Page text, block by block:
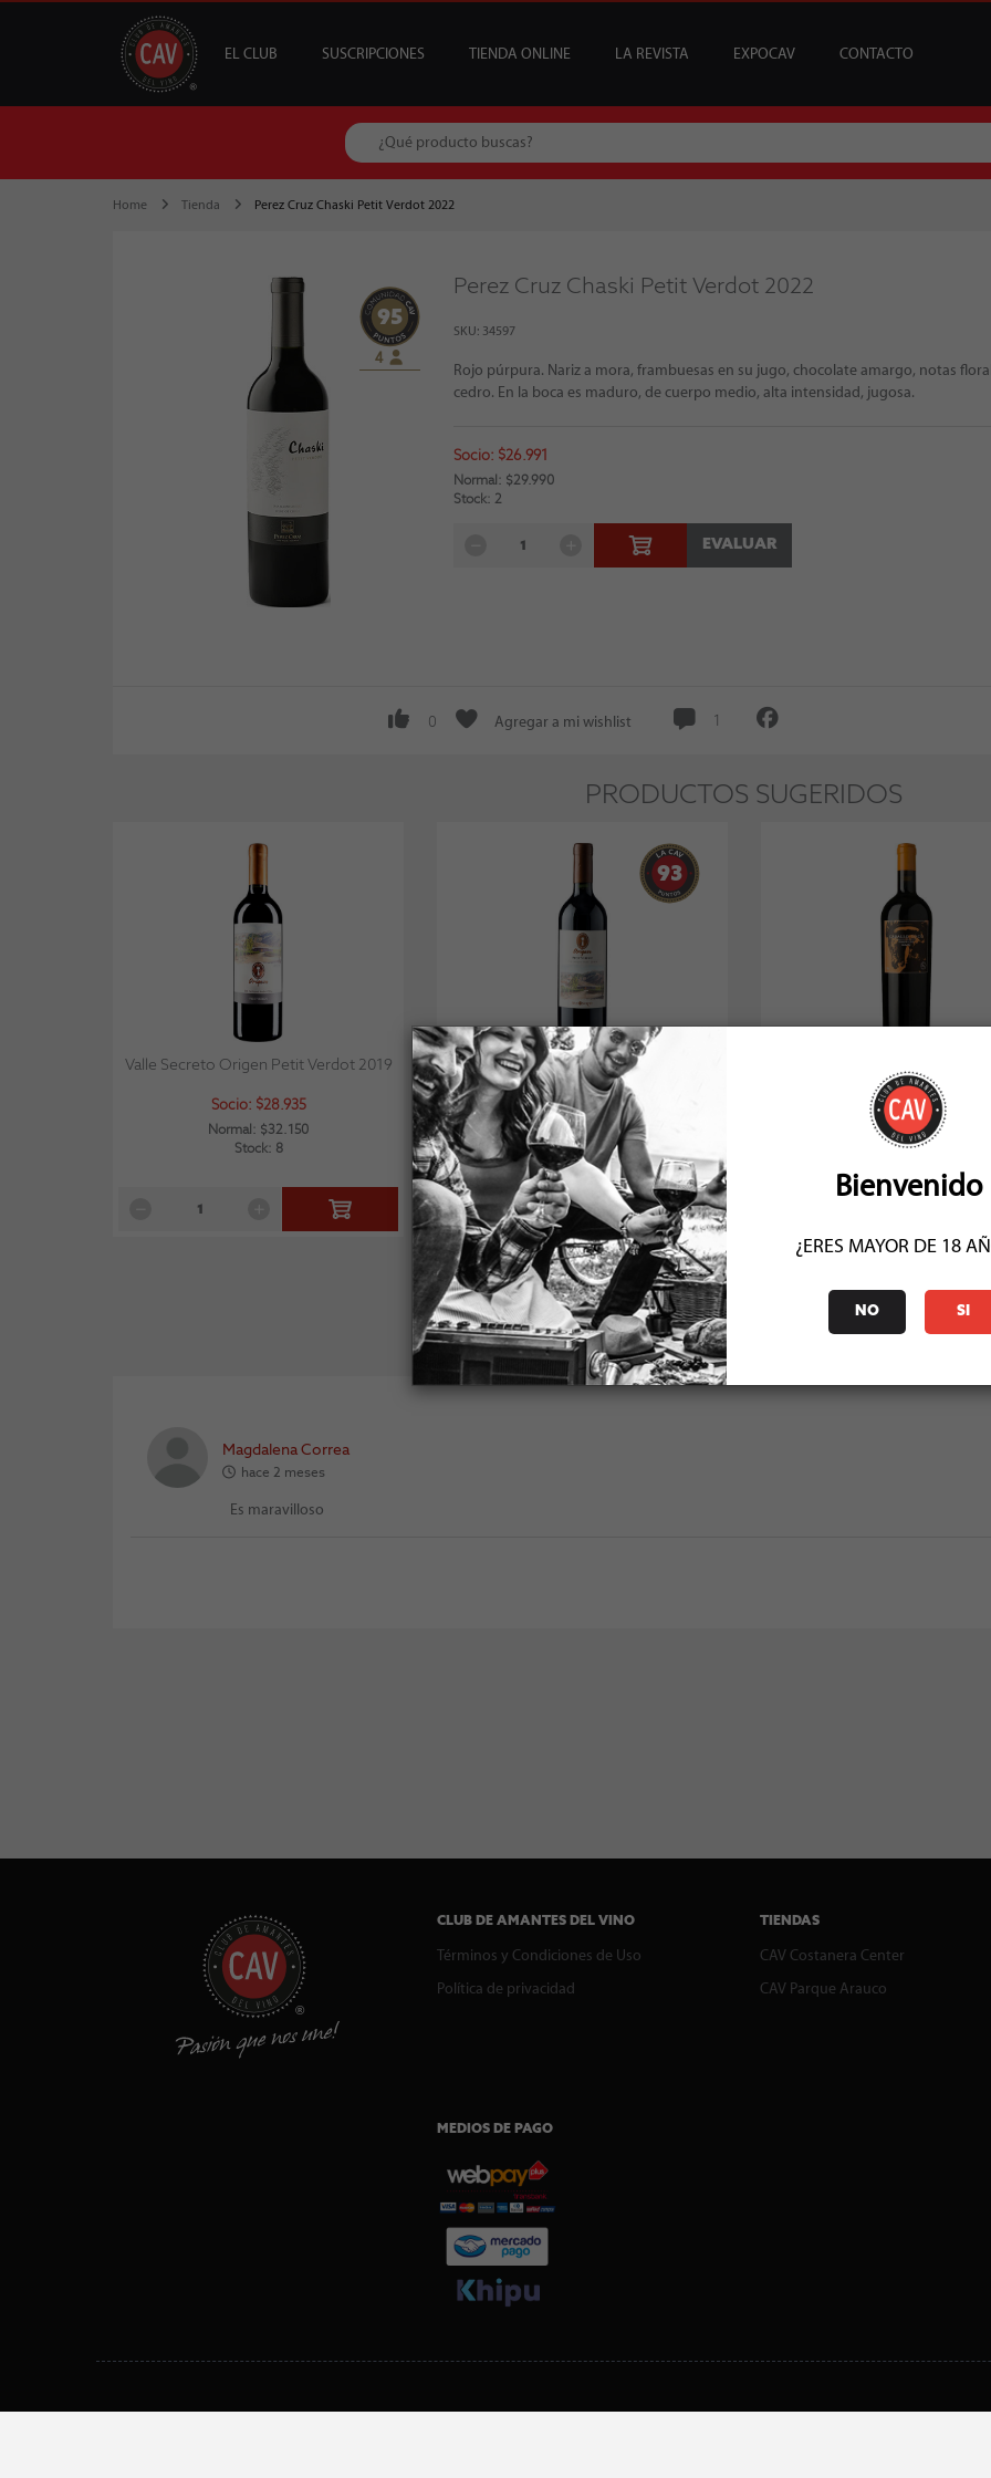
EL CLUB SUSCRIPCIONES TIENDA ONLINE LA REVISTA EXPOCAV CONTACTO
Home Tienda Perez Cruz Chaski Petit Verdot 2022
95
4
Perez Cruz Chaski Petit Verdot 2022
SKU: 34597
Rojo púrpura. Nariz a mora, frambuesas en su jugo, chocolate amargo, notas
cedro. En la boca es maduro, de cuerpo medio, alta intensidad, jugosa.
Socio: $26.991
Normal: $29.990
Stock: 2
EVALUAR
0 Agregar a mi wishlist 1
PRODUCTOS SUGERIDOS
Valle Secreto Origen Petit Verdot 2019
Socio: $28.935
Normal: $32.150
Stock: 8
93
Valle Secreto Origen Petit Verdot 2022
Socio: $28.935
Normal: $32.150
Stock: 50+
Limari 2021
Socio: $38.961
Normal: $43.290
Stock: 11
COMENTARIOS (1)
Magdalena Correa
hace 2 meses
Es maravilloso
Bienvenido
¿ERES MAYOR DE 18
NO SI
CLUB DE AMANTES DEL VINO
Términos y Condiciones de Uso
Política de privacidad
TIENDAS
CAV Costanera Center
CAV Parque Arauco
MEDIOS DE PAGO